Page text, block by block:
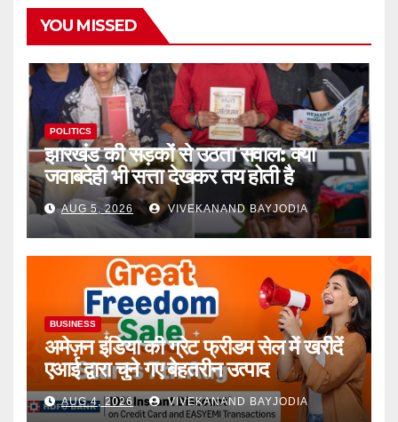
YOU MISSED
POLITICS
झारखंड की सड़कों से उठता सवाल: क्या
जवाबदेही भी सत्ता देखकर तय होती है
AUG 5, 2026 VIVEKANAND BAYJODIA
BUSINESS
अमेज़न इंडिया की ग्रेट फ्रीडम सेल में खरीदें
एआई द्वारा चुने गए बेहतरीन उत्पाद
AUG 4, 2026 VIVEKANAND BAYJODIA